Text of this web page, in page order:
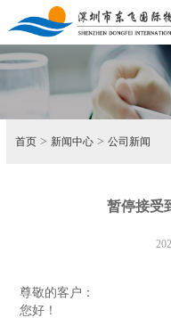
首页 > 新闻中心 >公司新闻
暂停接受
尊敬的客户：
您好！